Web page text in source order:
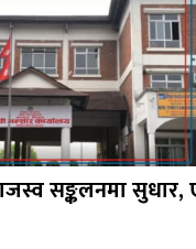
सङ्कलनमा सुधार,